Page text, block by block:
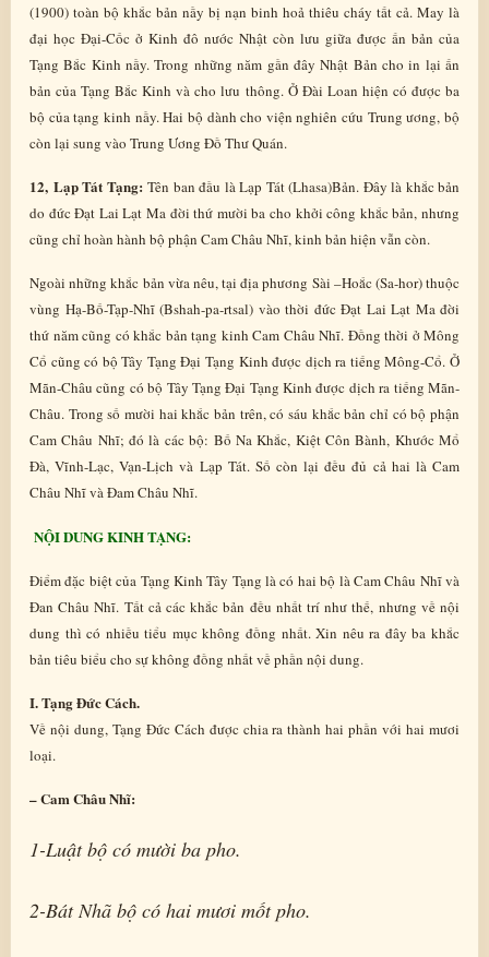
(1900) toàn bộ khắc bản nầy bị nạn binh hoả thiêu cháy tất cả. May là
đại học Đại-Cốc ở Kinh đô nước Nhật còn lưu giữa được ấn bản của
Tạng Bắc Kinh nầy. Trong những năm gần đây Nhật Bản cho in lại ấn
bản của Tạng Bắc Kinh và cho lưu thông. Ở Đài Loan hiện có được ba
bộ của tạng kinh nầy. Hai bộ dành cho viện nghiên cứu Trung ương, bộ
còn lại sung vào Trung Ương Đồ Thư Quán.
12, Lạp Tát Tạng: Tên ban đầu là Lạp Tát (Lhasa)Bản. Đây là khắc bản
do đức Đạt Lai Lạt Ma đời thứ mười ba cho khởi công khắc bản, nhưng
cũng chỉ hoàn hành bộ phận Cam Châu Nhĩ, kinh bản hiện vẫn còn.
Ngoài những khắc bản vừa nêu, tại địa phương Sài –Hoắc (Sa-hor) thuộc
vùng Hạ-Bố-Tạp-Nhĩ (Bshah-pa-rtsal) vào thời đức Đạt Lai Lạt Ma đời
thứ năm cũng có khắc bản tạng kinh Cam Châu Nhĩ. Đồng thời ở Mông
Cổ cũng có bộ Tây Tạng Đại Tạng Kinh được dịch ra tiếng Mông-Cổ. Ở
Mãn-Châu cũng có bộ Tây Tạng Đại Tạng Kinh được dịch ra tiếng Mãn-
Châu. Trong số mười hai khắc bản trên, có sáu khắc bản chỉ có bộ phận
Cam Châu Nhĩ; đó là các bộ: Bố Na Khắc, Kiệt Côn Bành, Khước Mổ
Đà, Vĩnh-Lạc, Vạn-Lịch và Lạp Tát. Số còn lại đều đủ cả hai là Cam
Châu Nhĩ và Đam Châu Nhĩ.
NỘI DUNG KINH TẠNG:
Điểm đặc biệt của Tạng Kinh Tây Tạng là có hai bộ là Cam Châu Nhĩ và
Đan Châu Nhĩ. Tất cả các khắc bản đều nhất trí như thế, nhưng về nội
dung thì có nhiều tiểu mục không đồng nhất. Xin nêu ra đây ba khắc
bản tiêu biểu cho sự không đồng nhất về phần nội dung.
I. Tạng Đức Cách.
Về nội dung, Tạng Đức Cách được chia ra thành hai phần với hai mươi
loại.
– Cam Châu Nhĩ:
1-Luật bộ có mười ba pho.
2-Bát Nhã bộ có hai mươi mốt pho.